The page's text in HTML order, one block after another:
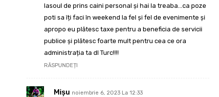
lasoul de prins caini personal și hai la treaba…ca poze
poti sa îți faci în weekend la fel și fel de evenimente și
apropo eu plătesc taxe pentru a beneficia de servicii
publice și plătesc foarte mult pentru cea ce ora
administrația ta dl Turc!!!!
RĂSPUNDEȚI
Mișu noiembrie 6, 2023 La 12:33